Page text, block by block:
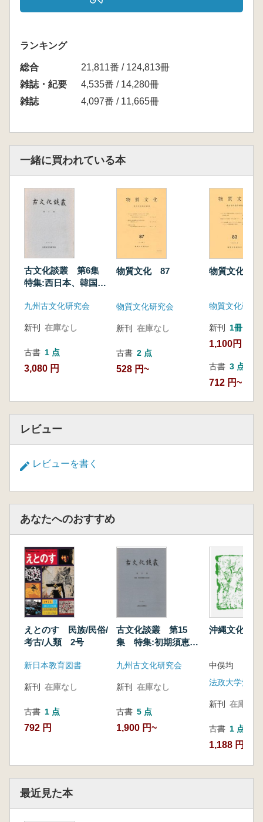
ランキング
総合
21,811番 / 124,813冊
雑誌・紀要
4,535番 / 14,280冊
雑誌
4,097番 / 11,665冊
一緒に買われている本
古文化談叢 第6集
特集:西日本、韓国に
代土器・陶器
九州古文化研究会
新刊 在庫なし
古書 1 点
3,080 円
物質文化 87
物質文化研究会
新刊 在庫なし
古書 2 点
528 円~
物質文化 83
物質文化研究
新刊 1冊
1,100円
古書 3 点
712 円~
レビュー
レビューを書く
あなたへのおすすめ
えとのす 民族/民俗/
考古/人類 2号
新日本教育図書
新刊 在庫なし
古書 1 点
792 円
古文化談叢 第15
集 特集:初期須恵器
九州古文化研究会
新刊 在庫なし
古書 5 点
1,900 円~
沖縄文化研究
中俣均
新刊 在庫なし
古書 1 点
1,188 円
最近見た本